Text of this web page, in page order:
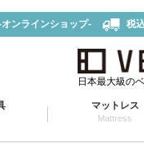
オンラインショップ- 税
日本最大級の
マットレス
Mattress